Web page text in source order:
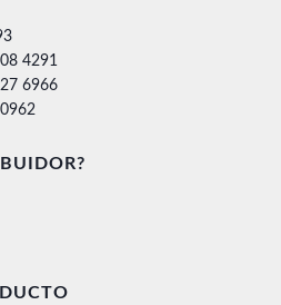
4291
6966